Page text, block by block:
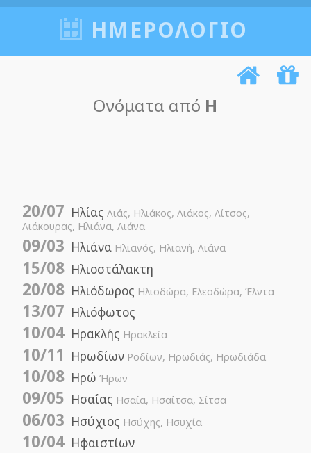
ΗΜΕΡΟΛΟΓΙΟ
Ονόματα από Η
20/07 Ηλίας Λιάς, Ηλιάκος, Λιάκος, Λίτσος,
Λιάκουρας, Ηλιάνα, Λιάνα
09/03 Ηλιάνα Ηλιανός, Ηλιανή, Λιάνα
15/08 Ηλιοστάλακτη
20/08 Ηλιόδωρος Ηλιοδώρα, Ελεοδώρα, Έλντα
13/07 Ηλιόφωτος
10/04 Ηρακλής Ηρακλεία
10/11 Ηρωδίων Ροδίων, Ηρωδιάς, Ηρωδιάδα
10/08 Ηρώ Ήρων
09/05 Ησαΐας Ησαΐα, Ησαΐτσα, Σίτσα
06/03 Ησύχιος Ησύχης, Ησυχία
10/04 Ηφαιστίων